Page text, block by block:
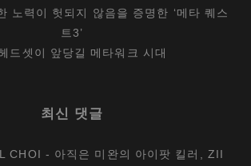
노력이 헛되지 않음을 증명한 ‘메타 퀘스
트3’
드셋이 앞당길 메타워크 시대
최신 댓글
CHOI - 아직은 미완의 아이팟 킬러, ZII